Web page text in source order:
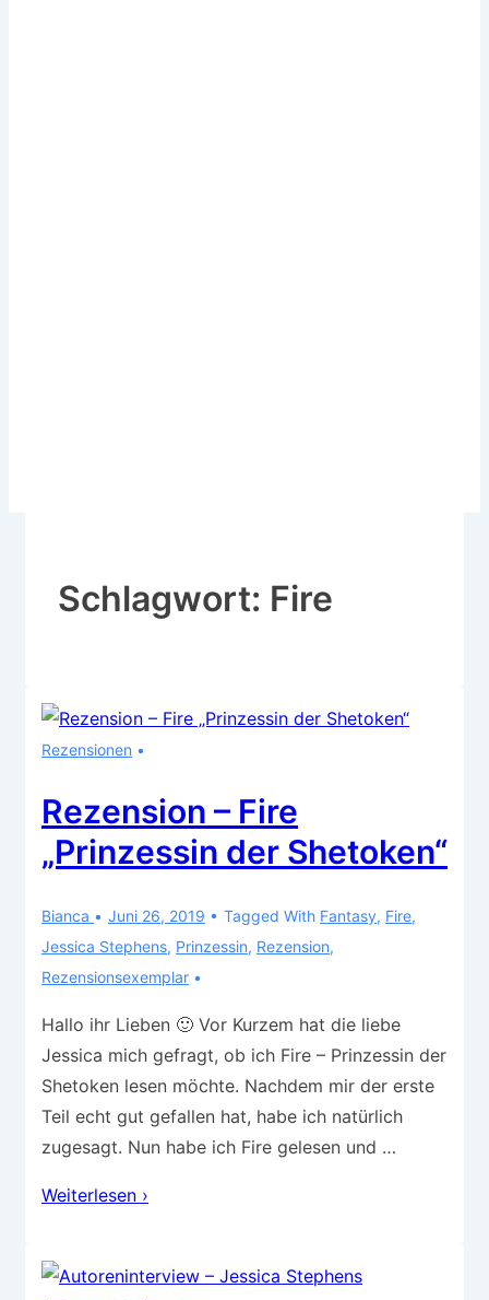
Schlagwort: Fire
Rezensionen
Rezension – Fire
„Prinzessin der Shetoken“
Bianca Juni 26, 2019 Tagged With Fantasy, Fire,
Jessica Stephens, Prinzessin, Rezension,
Rezensionsexemplar
Hallo ihr Lieben 🙂 Vor Kurzem hat die liebe
Jessica mich gefragt, ob ich Fire – Prinzessin der
Shetoken lesen möchte. Nachdem mir der erste
Teil echt gut gefallen hat, habe ich natürlich
zugesagt. Nun habe ich Fire gelesen und …
Rezension
„Prinzessin
Weiterlesen ›